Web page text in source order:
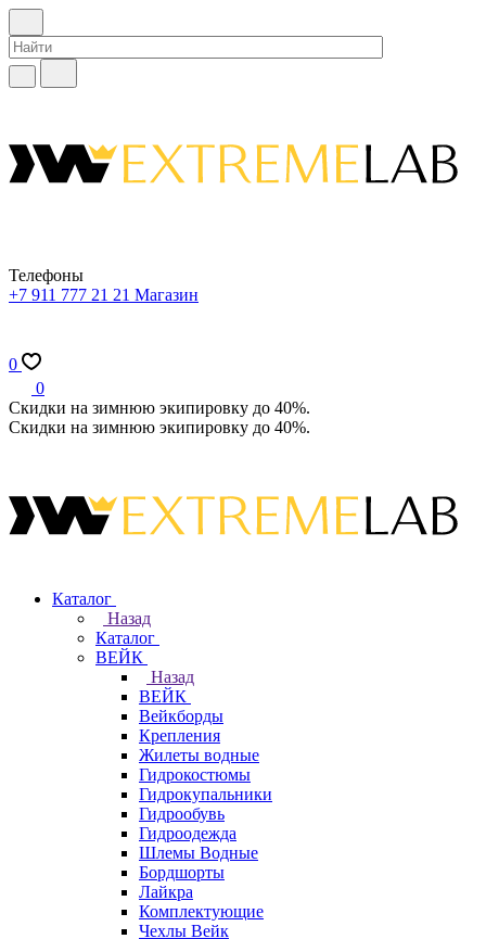
Телефоны
+7 911 777 21 21 Магазин
0
0
Скидки на зимнюю экипировку до 40%.
Скидки на зимнюю экипировку до 40%.
Каталог
Назад
Каталог
ВЕЙК
Назад
ВЕЙК
Вейкборды
Крепления
Жилеты водные
Гидрокостюмы
Гидрокупальники
Гидрообувь
Гидроодежда
Шлемы Водные
Бордшорты
Лайкра
Комплектующие
Чехлы Вейк